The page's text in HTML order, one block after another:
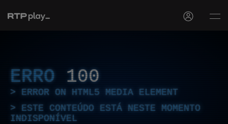
ERRO 100
ERROR ON HTML5 MEDIA ELEMENT
ESTE CONTEÚDO ESTÁ NESTE MOMENTO
INDISPONÍVEL